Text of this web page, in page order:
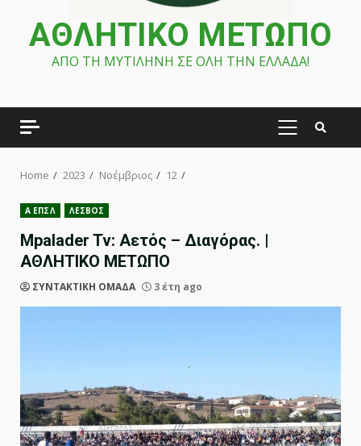
ΑΘΛΗΤΙΚΟ ΜΕΤΩΠΟ
ΑΠΟ ΤΗ ΜΥΤΙΛΗΝΗ ΣΕ ΟΛΗ ΤΗΝ ΕΛΛΑΔΑ!
PRIMARY
Home 2023 Νοέμβριος 12
Α ΕΠΣΛ ΛΕΣΒΟΣ
Mpalader Tv: Αετός – Διαγόρας. |
ΑΘΛΗΤΙΚΟ ΜΕΤΩΠΟ
ΣΥΝΤΑΚΤΙΚΗ ΟΜΑΔΑ 3 έτη ago